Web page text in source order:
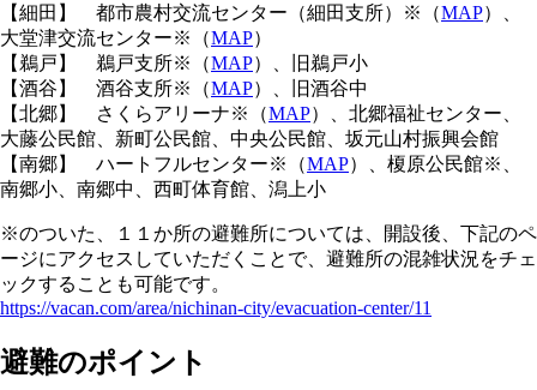
【細田】 都市農村交流センター（細田支所）※（MAP）、
大堂津交流センター※（MAP）
【鵜戸】 鵜戸支所※（MAP）、旧鵜戸小
【酒谷】 酒谷支所※（MAP）、旧酒谷中
【北郷】 さくらアリーナ※（MAP）、北郷福祉センター、
大藤公民館、新町公民館、中央公民館、坂元山村振興会館
【南郷】 ハートフルセンター※（MAP）、榎原公民館※、
南郷小、南郷中、西町体育館、潟上小
※のついた、１１か所の避難所については、開設後、下記のペ
ージにアクセスしていただくことで、避難所の混雑状況をチェ
ックすることも可能です。
https://vacan.com/area/nichinan-city/evacuation-center/11
避難のポイント